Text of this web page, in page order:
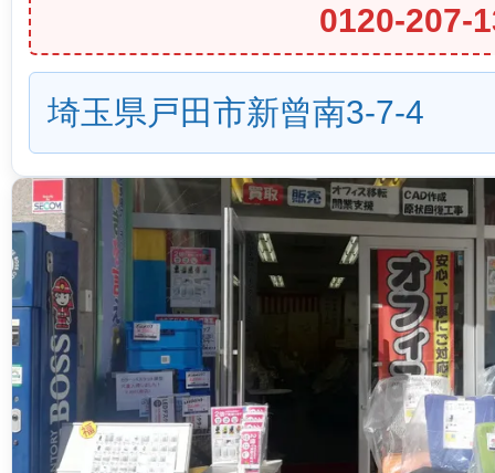
0120-207-
埼玉県戸田市新曾南3-7-4